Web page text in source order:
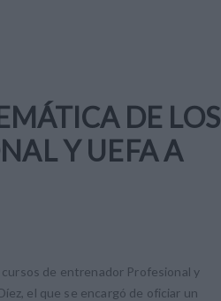
DE LOS
Y UEFA A
de entrenador Profesional y
el que se encargó de oficiar un